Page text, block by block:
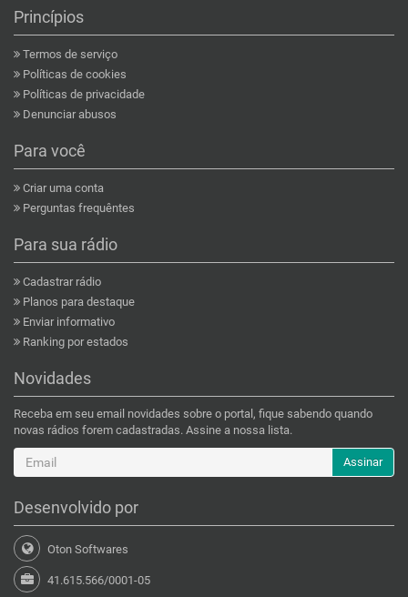
Princípios
Termos de serviço
Políticas de cookies
Políticas de privacidade
Denunciar abusos
Para você
Criar uma conta
Perguntas frequêntes
Para sua rádio
Cadastrar rádio
Planos para destaque
Enviar informativo
Ranking por estados
Novidades
Receba em seu email novidades sobre o portal, fique sabendo quando
novas rádios forem cadastradas. Assine a nossa lista.
Assinar
Desenvolvido por
Oton Softwares
41.615.566/0001-05